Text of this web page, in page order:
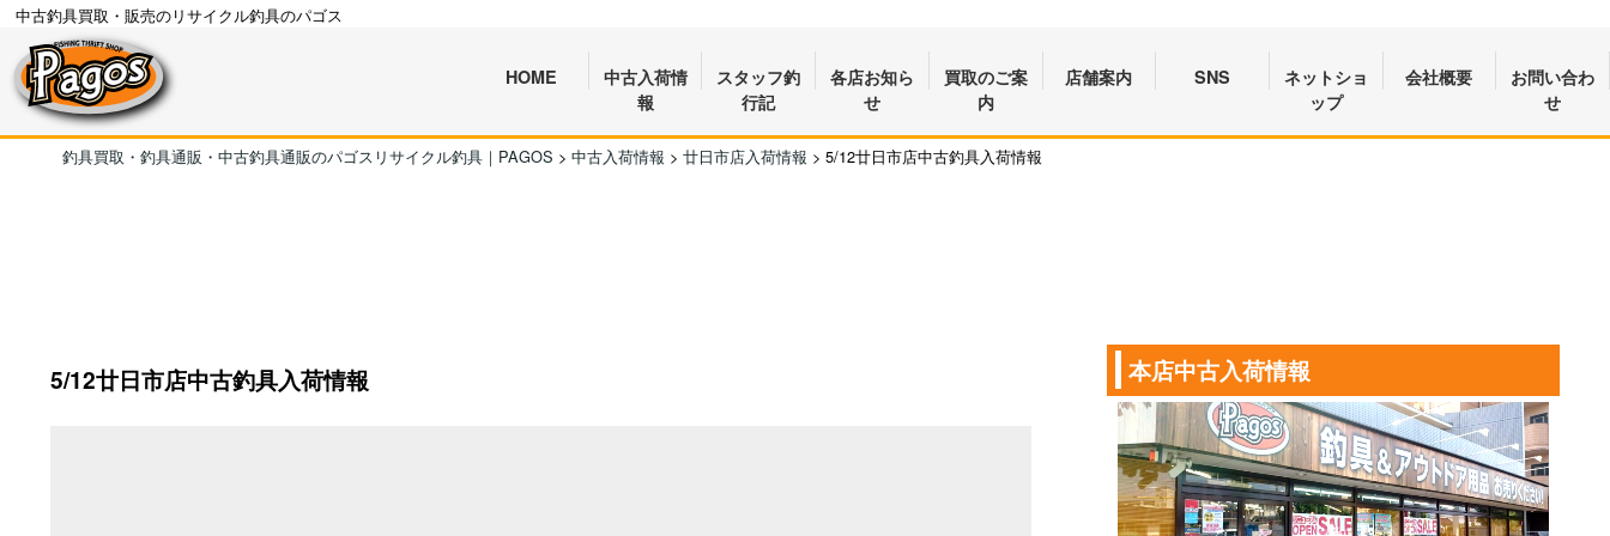
中古釣具買取・販売のリサイクル釣具のパゴス
HOME
中古入荷情
報
スタッフ釣
行記
各店お知ら
せ
買取のご案
内
店舗案内 SNS
ネットショ
ップ
会社概要
お問い合わ
せ
釣具買取・釣具通販・中古釣具通販のパゴスリサイクル釣具｜PAGOS > 中古入荷情報 > 廿日市店入荷情報 > 5/12廿日市店中古釣具入荷情報
5/12廿日市店中古釣具入荷情報 本店中古入荷情報